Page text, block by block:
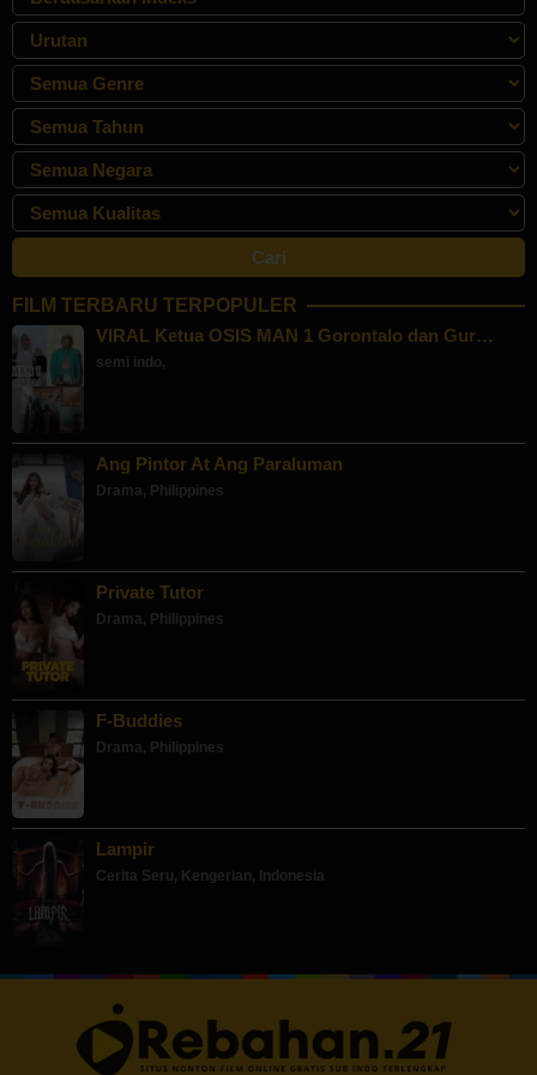
FILM TERBARU TERPOPULER
VIRAL Ketua OSIS MAN 1 Gorontalo dan Gur…
semi indo,
Ang Pintor At Ang Paraluman
Drama, Philippines
Private Tutor
Drama, Philippines
F-Buddies
Drama, Philippines
Lampir
Cerita Seru, Kengerian, Indonesia